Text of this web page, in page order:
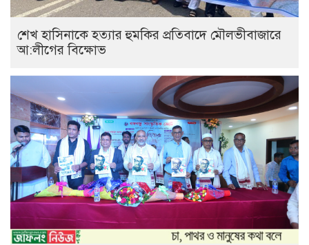
শেখ হাসিনাকে হত্যার হুমকির প্রতিবাদে মৌলভীবাজারে
আ:লীগের বিক্ষোভ